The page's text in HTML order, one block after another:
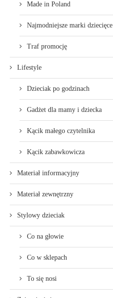
Made in Poland
Najmodniejsze marki dziecięce
Traf promocję
Lifestyle
Dzieciak po godzinach
Gadżet dla mamy i dziecka
Kącik małego czytelnika
Kącik zabawkowicza
Materiał informacyjny
Materiał zewnętrzny
Stylowy dzieciak
Co na głowie
Co w sklepach
To się nosi